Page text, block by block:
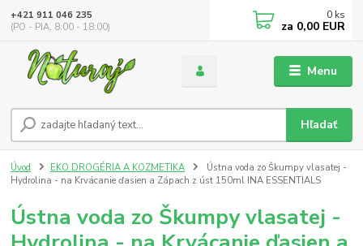
Menu
Hľadať
+421 911 046 235
(PO - PIA, 8:00 - 18:00)
0 ks
za 0,00 EUR
Úvod EKO DROGÉRIA A KOZMETIKA
Ústna voda zo Škumpy vlasatej -
Hydrolina - na Krvácanie ďasien a Zápach z úst 150ml INA ESSENTIALS
Ústna voda zo Škumpy vlasatej -